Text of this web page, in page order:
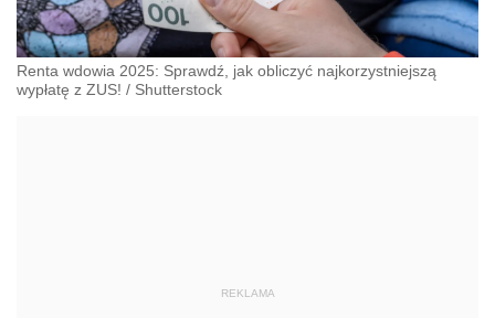
Renta wdowia 2025: Sprawdź, jak obliczyć najkorzystniejszą
wypłatę z ZUS! / Shutterstock